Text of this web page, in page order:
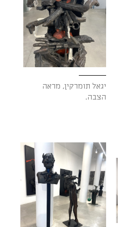
יגאל תומרקין, מראה
הצבה.